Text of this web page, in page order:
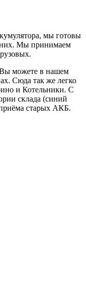
мы готовы
них. Мы принимаем
Вы можете в нашем
Сюда так же легко
и Котельники. С
склада (синий
старых АКБ.